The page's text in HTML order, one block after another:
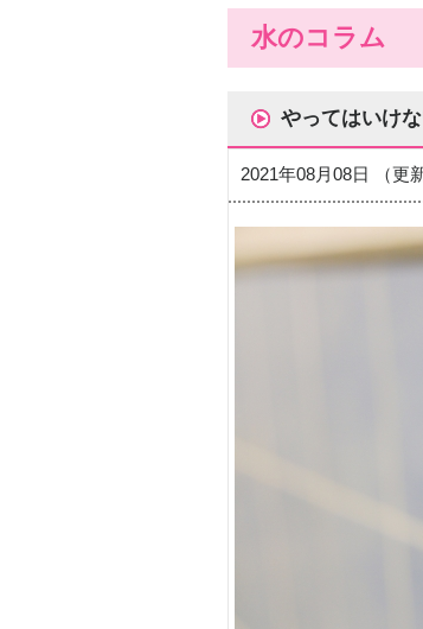
水のコラム
やってはいけ
2021年08月08日 （更